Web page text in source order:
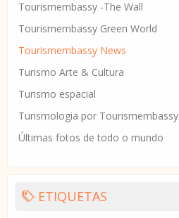
Tourismembassy -The Wall
Tourismembassy Green World
Tourismembassy News
Turismo Arte & Cultura
Turismo espacial
Turismologia por Tourismembassy
Últimas fotos de todo o mundo
ETIQUETAS